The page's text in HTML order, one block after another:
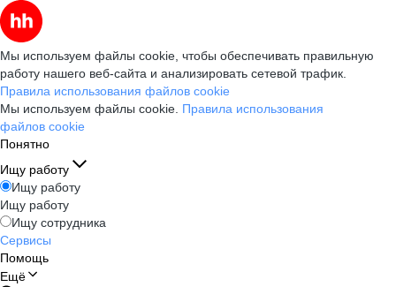
Мы используем файлы cookie, чтобы обеспечивать правильную
работу нашего веб-сайта и анализировать сетевой трафик.
Правила использования файлов cookie
Мы используем файлы cookie. Правила использования
файлов cookie
Понятно
Ищу работу
Ищу работу
Ищу работу
Ищу сотрудника
Сервисы
Помощь
Ещё